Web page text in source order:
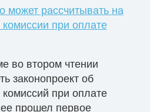
может рассчитывать на
при оплате
во втором чтении
законопроект об
при оплате
прошел первое